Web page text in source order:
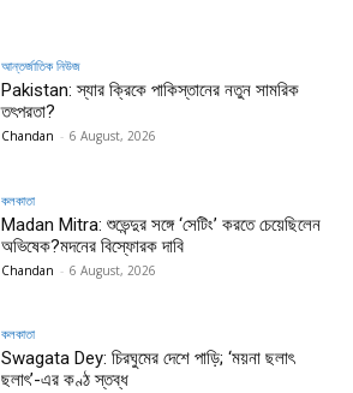
আন্তর্জাতিক নিউজ
Pakistan: স্যার ক্রিকে পাকিস্তানের নতুন সামরিক
তৎপরতা?
Chandan - 6 August, 2026
কলকাতা
Madan Mitra: শুভেন্দুর সঙ্গে ‘সেটিং’ করতে চেয়েছিলেন
অভিষেক?মদনের বিস্ফোরক দাবি
Chandan - 6 August, 2026
কলকাতা
Swagata Dey: চিরঘুমের দেশে পাড়ি; ‘ময়না ছলাৎ
ছলাৎ’-এর কণ্ঠ স্তব্ধ